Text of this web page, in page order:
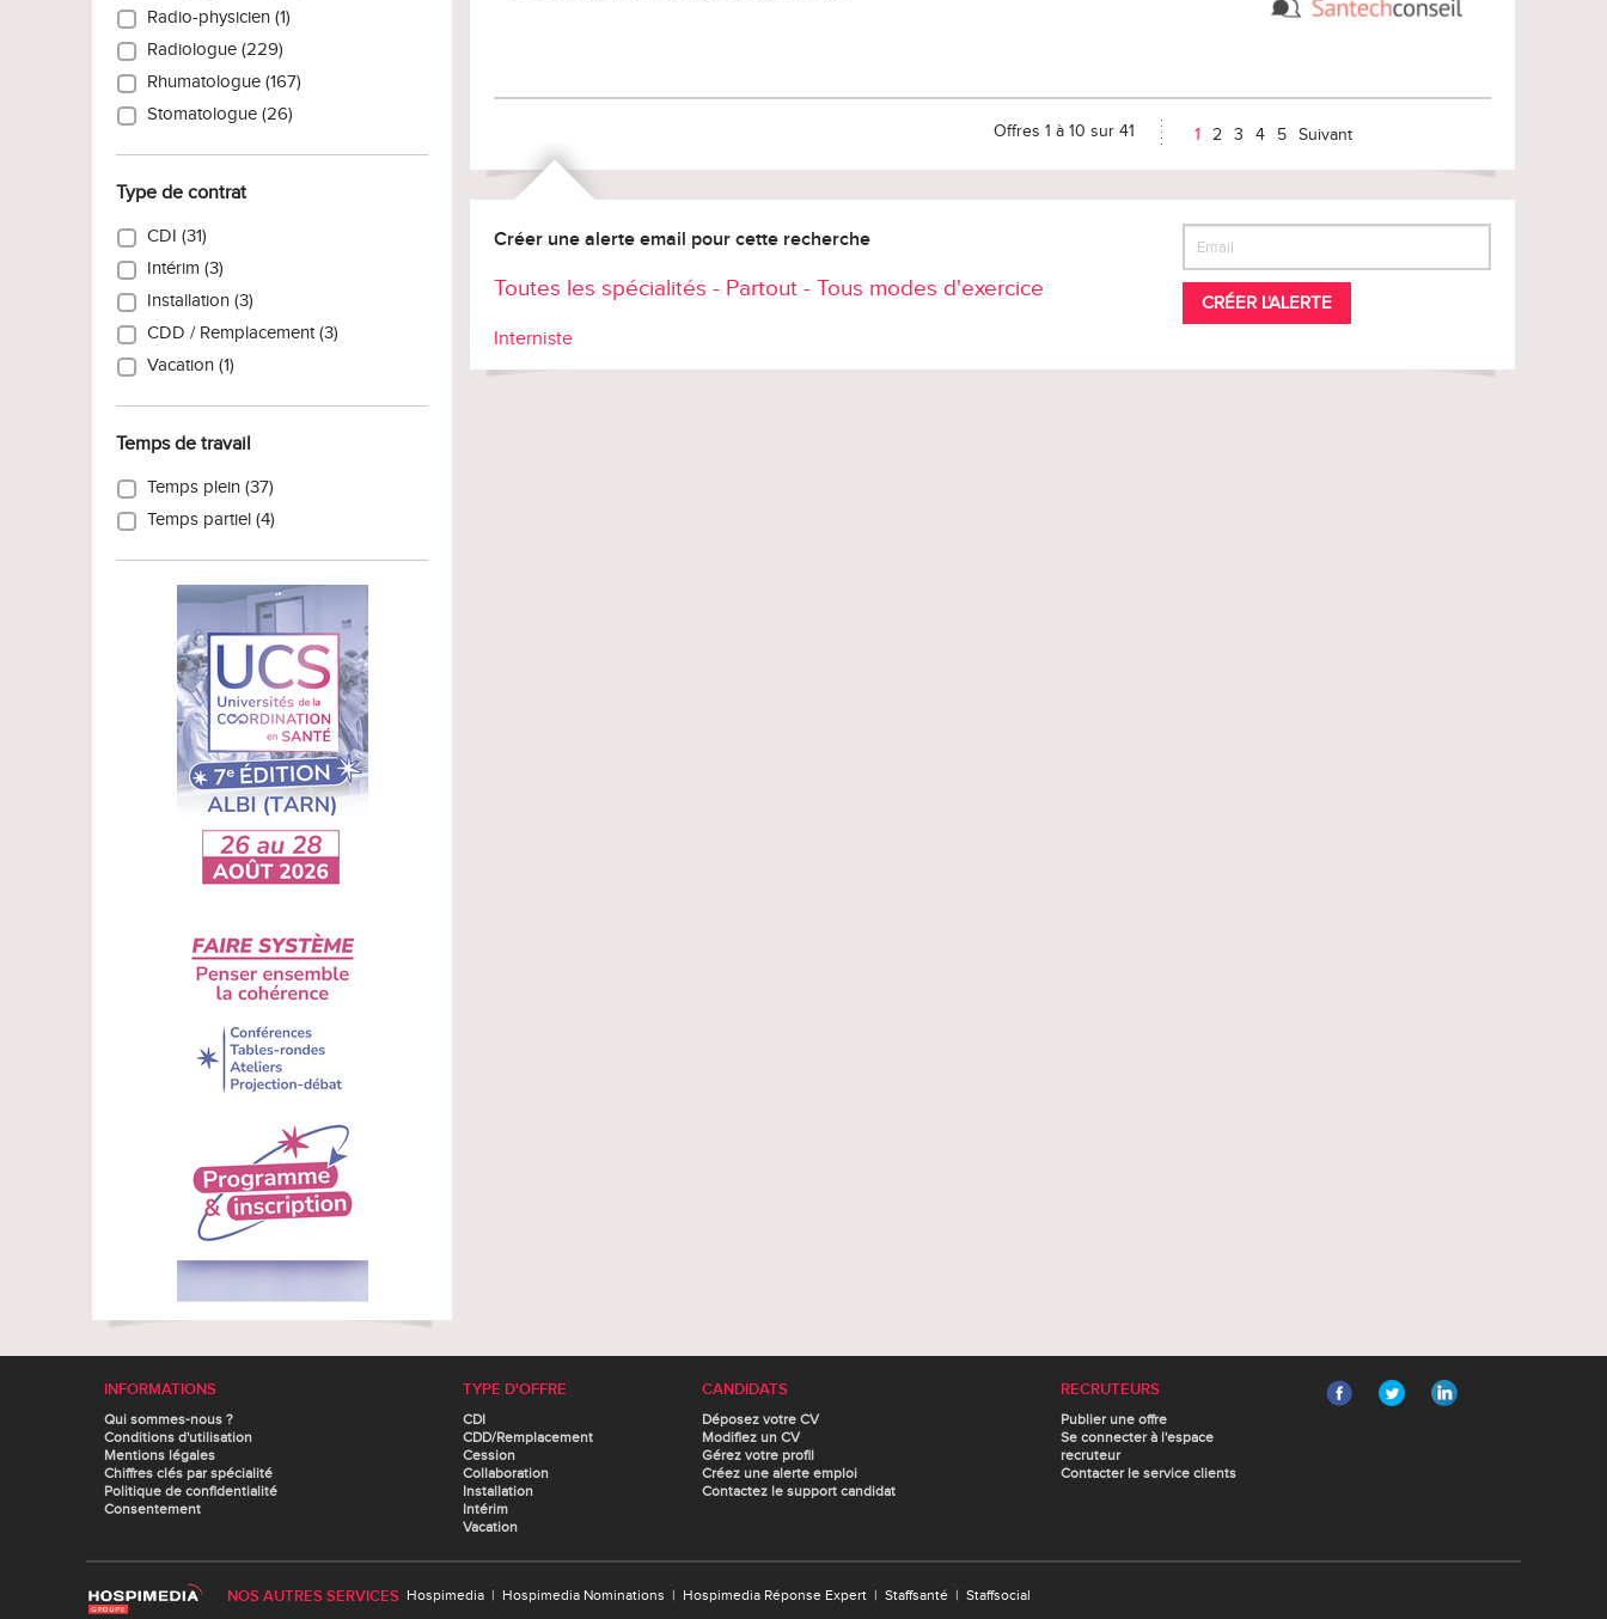
Radio-physicien (1)
Radiologue (229)
Rhumatologue (167)
Stomatologue (26)
Type de contrat
CDI (31)
Intérim (3)
Installation (3)
CDD / Remplacement (3)
Vacation (1)
Temps de travail
Temps plein (37)
Temps partiel (4)
Offres 1 à 10 sur 41 1 2 3 4 5 Suivant
Créer une alerte email pour cette recherche
Toutes les spécialités - Partout - Tous modes d'exercice
Interniste
CRÉER L'ALERTE
INFORMATIONS
Qui sommes-nous ?
Conditions d'utilisation
Mentions légales
Chiffres clés par spécialité
Politique de confidentialité
Consentement
TYPE D'OFFRE
CDI
CDD/Remplacement
Cession
Collaboration
Installation
Intérim
Vacation
CANDIDATS
Déposez votre CV
Modifiez un CV
Gérez votre profil
Créez une alerte emploi
Contactez le support candidat
RECRUTEURS
Publier une offre
Se connecter à l'espace
recruteur
Contacter le service clients
NOS AUTRES SERVICES Hospimedia | Hospimedia Nominations | Hospimedia Réponse Expert | Staffsanté | Staffsocial